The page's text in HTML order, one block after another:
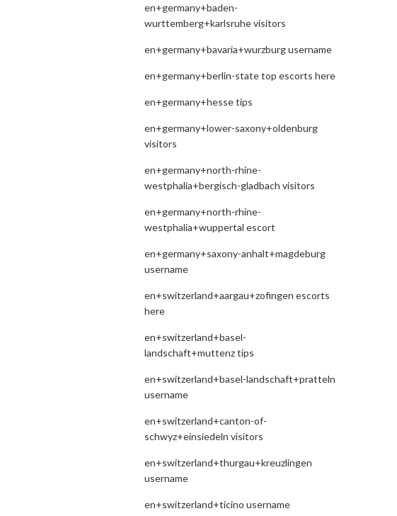
en+germany+baden-
wurttemberg+karlsruhe visitors
en+germany+bavaria+wurzburg username
en+germany+berlin-state top escorts here
en+germany+hesse tips
en+germany+lower-saxony+oldenburg
visitors
en+germany+north-rhine-
westphalia+bergisch-gladbach visitors
en+germany+north-rhine-
westphalia+wuppertal escort
en+germany+saxony-anhalt+magdeburg
username
en+switzerland+aargau+zofingen escorts
here
en+switzerland+basel-
landschaft+muttenz tips
en+switzerland+basel-landschaft+pratteln
username
en+switzerland+canton-of-
schwyz+einsiedeln visitors
en+switzerland+thurgau+kreuzlingen
username
en+switzerland+ticino username